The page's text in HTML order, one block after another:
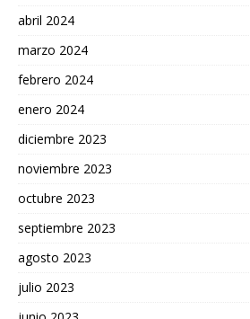
abril 2024
marzo 2024
febrero 2024
enero 2024
diciembre 2023
noviembre 2023
octubre 2023
septiembre 2023
agosto 2023
julio 2023